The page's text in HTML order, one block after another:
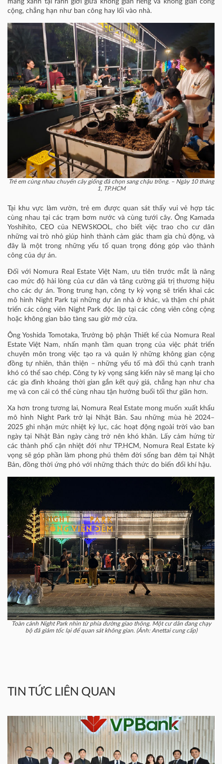
mảng xanh tại ranh giới giữa không gian riêng và không gian công
cộng, chẳng hạn như ban công hay lối vào nhà.
Trẻ em cùng nhau chuyển cây giống đã chọn sang chậu trồng. – Ngày 10 tháng
1, TP.HCM
Tại khu vực làm vườn, trẻ em được quan sát thấy vui vẻ hợp tác
cùng nhau tại các trạm bơm nước và cùng tưới cây. Ông Kamada
Yoshihito, CEO của NEWSKOOL, cho biết việc trao cho cư dân
những vai trò nhỏ giúp hình thành cảm giác tham gia chủ động, và
đây là một trong những yếu tố quan trọng đóng góp vào thành
công của dự án.
Đối với Nomura Real Estate Việt Nam, ưu tiên trước mắt là nâng
cao mức độ hài lòng của cư dân và tăng cường giá trị thương hiệu
cho các dự án. Trong trung hạn, công ty kỳ vọng sẽ triển khai các
mô hình Night Park tại những dự án nhà ở khác, và thậm chí phát
triển các công viên Night Park độc lập tại các công viên công cộng
hoặc không gian bảo tàng sau giờ mở cửa.
Ông Yoshida Tomotaka, Trưởng bộ phận Thiết kế của Nomura Real
Estate Việt Nam, nhấn mạnh tầm quan trọng của việc phát triển
chuyên môn trong việc tạo ra và quản lý những không gian cộng
đồng tự nhiên, thân thiện – những yếu tố mà đối thủ cạnh tranh
khó có thể sao chép. Công ty kỳ vọng sáng kiến này sẽ mang lại cho
các gia đình khoảng thời gian gắn kết quý giá, chẳng hạn như cha
mẹ và con cái có thể cùng nhau tận hưởng buổi tối thư giãn hơn.
Xa hơn trong tương lai, Nomura Real Estate mong muốn xuất khẩu
mô hình Night Park trở lại Nhật Bản. Sau những mùa hè 2024–
2025 ghi nhận mức nhiệt kỷ lục, các hoạt động ngoài trời vào ban
ngày tại Nhật Bản ngày càng trở nên khó khăn. Lấy cảm hứng từ
các thành phố cận nhiệt đới như TP.HCM, Nomura Real Estate kỳ
vọng sẽ góp phần làm phong phú thêm đời sống ban đêm tại Nhật
Bản, đồng thời ứng phó với những thách thức do biến đổi khí hậu.
Toàn cảnh Night Park nhìn từ phía đường giao thông. Một cư dân đang chạy
bộ đã giảm tốc lại để quan sát không gian. (Ảnh: Anettai cung cấp)
TIN TỨC LIÊN QUAN